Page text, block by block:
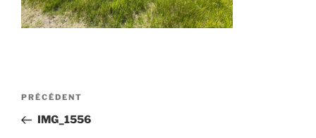
Navigation
l’article
Article
précédent
PRÉCÉDENT
IMG_1556